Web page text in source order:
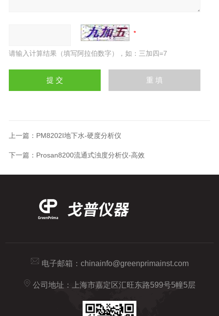
请输入计算结果（填写阿拉伯数字），如：三加四=7
上一篇： PM8202I地下水-硬度分析仪
下一篇： Prosan8200流通式浊度分析仪-高效
电子邮箱： chinainfo@greenprimainst.com
公司地址：上海市嘉定区汇旺东路599号5幢5层